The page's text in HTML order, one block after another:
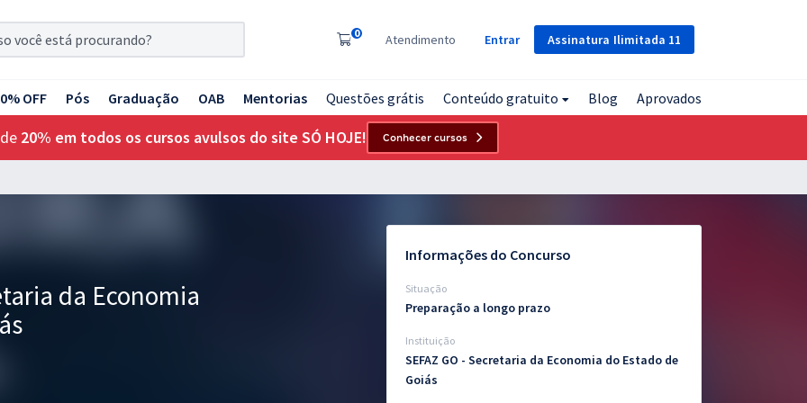
Assinatura Ilimitada 11
0 Atendimento Entrar
OFF Pós Graduação OAB Mentorias Questões grátis Conteúdo gratuito Blog Aprovados
20% em todos os cursos avulsos do site SÓ HOJE! Conhecer cursos
da Economia
Informações do Concurso
Situação
Preparação a longo prazo
Instituição
SEFAZ GO - Secretaria da Economia do Estado de
Goiás